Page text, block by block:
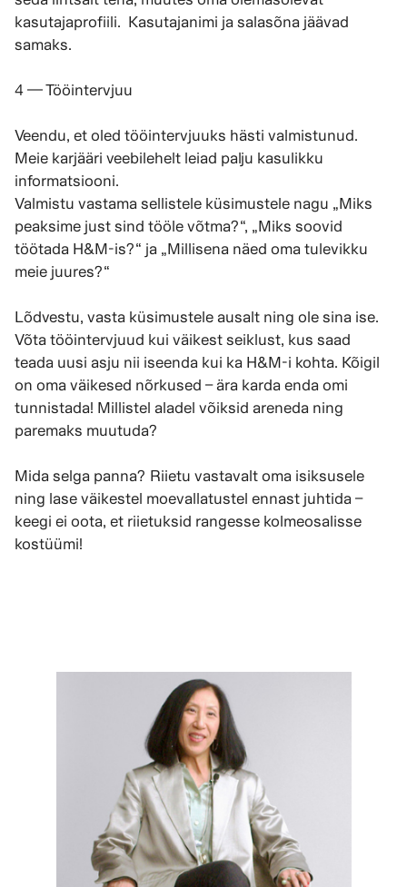
kasutajaprofiili. Kasutajanimi ja salasõna jäävad
samaks.
4 — Tööintervjuu
Veendu, et oled tööintervjuuks hästi valmistunud.
Meie karjääri veebilehelt leiad palju kasulikku
informatsiooni.
Valmistu vastama sellistele küsimustele nagu „Miks
peaksime just sind tööle võtma?“, „Miks soovid
töötada H&M-is?“ ja „Millisena näed oma tulevikku
meie juures?“
Lõdvestu, vasta küsimustele ausalt ning ole sina ise.
Võta tööintervjuud kui väikest seiklust, kus saad
teada uusi asju nii iseenda kui ka H&M-i kohta. Kõigil
on oma väikesed nõrkused – ära karda enda omi
tunnistada! Millistel aladel võiksid areneda ning
paremaks muutuda?
Mida selga panna? Riietu vastavalt oma isiksusele
ning lase väikestel moevallatustel ennast juhtida –
keegi ei oota, et riietuksid rangesse kolmeosalisse
kostüümi!